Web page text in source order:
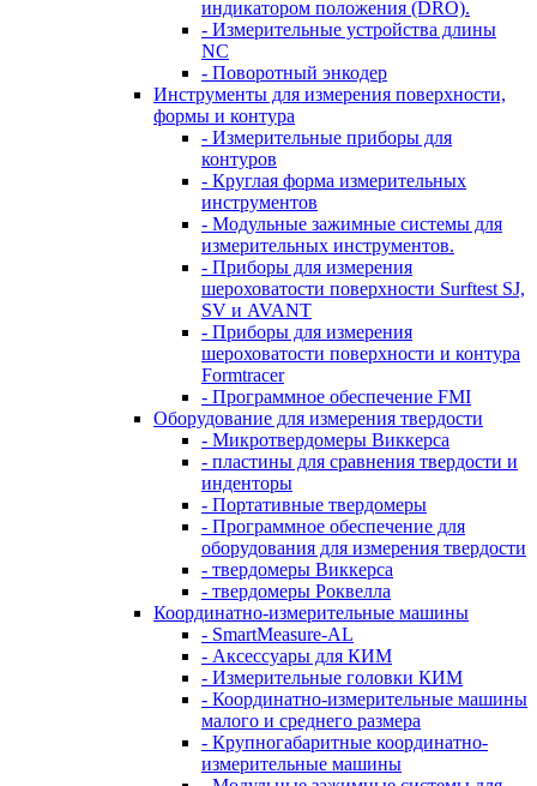
индикатором положения (DRO).
- Измерительные устройства длины
NC
- Поворотный энкодер
Инструменты для измерения поверхности,
формы и контура
- Измерительные приборы для
контуров
- Круглая форма измерительных
инструментов
- Модульные зажимные системы для
измерительных инструментов.
- Приборы для измерения
шероховатости поверхности Surftest SJ,
SV и AVANT
- Приборы для измерения
шероховатости поверхности и контура
Formtracer
- Программное обеспечение FMI
Оборудование для измерения твердости
- Микротвердомеры Виккерса
- пластины для сравнения твердости и
инденторы
- Портативные твердомеры
- Программное обеспечение для
оборудования для измерения твердости
- твердомеры Виккерса
- твердомеры Роквелла
Координатно-измерительные машины
- SmartMeasure-AL
- Аксессуары для КИМ
- Измерительные головки КИМ
- Координатно-измерительные машины
малого и среднего размера
- Крупногабаритные координатно-
измерительные машины